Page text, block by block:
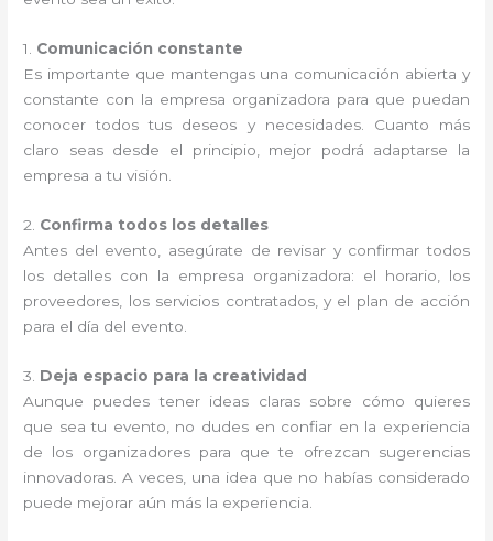
1. Comunicación constante
Es importante que mantengas una comunicación abierta y
constante con la empresa organizadora para que puedan
conocer todos tus deseos y necesidades. Cuanto más
claro seas desde el principio, mejor podrá adaptarse la
empresa a tu visión.
2. Confirma todos los detalles
Antes del evento, asegúrate de revisar y confirmar todos
los detalles con la empresa organizadora: el horario, los
proveedores, los servicios contratados, y el plan de acción
para el día del evento.
3. Deja espacio para la creatividad
Aunque puedes tener ideas claras sobre cómo quieres
que sea tu evento, no dudes en confiar en la experiencia
de los organizadores para que te ofrezcan sugerencias
innovadoras. A veces, una idea que no habías considerado
puede mejorar aún más la experiencia.